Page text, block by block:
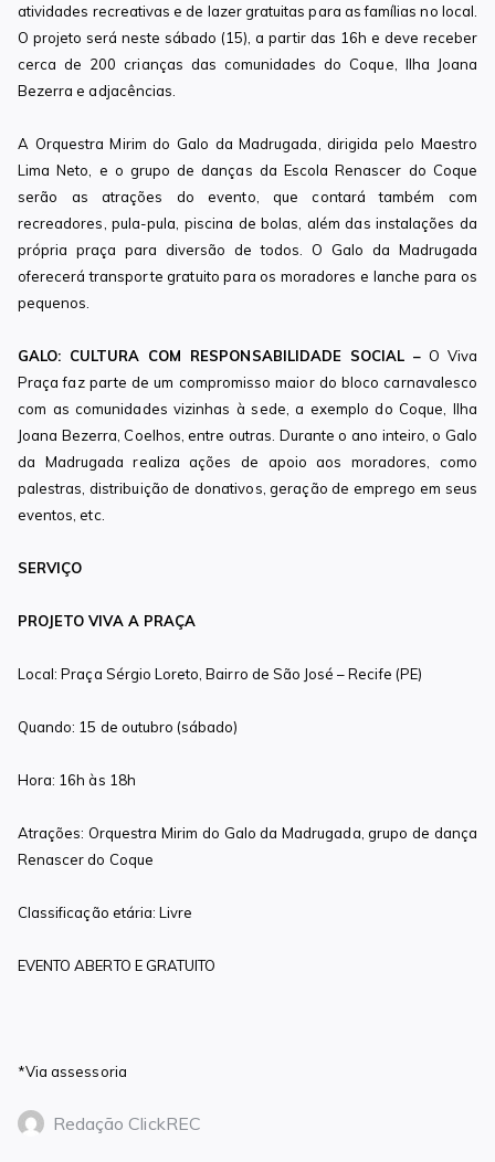
atividades recreativas e de lazer gratuitas para as famílias no local.
O projeto será neste sábado (15), a partir das 16h e deve receber
cerca de 200 crianças das comunidades do Coque, Ilha Joana
Bezerra e adjacências.
A Orquestra Mirim do Galo da Madrugada, dirigida pelo Maestro
Lima Neto, e o grupo de danças da Escola Renascer do Coque
serão as atrações do evento, que contará também com
recreadores, pula-pula, piscina de bolas, além das instalações da
própria praça para diversão de todos. O Galo da Madrugada
oferecerá transporte gratuito para os moradores e lanche para os
pequenos.
GALO: CULTURA COM RESPONSABILIDADE SOCIAL – O Viva
Praça faz parte de um compromisso maior do bloco carnavalesco
com as comunidades vizinhas à sede, a exemplo do Coque, Ilha
Joana Bezerra, Coelhos, entre outras. Durante o ano inteiro, o Galo
da Madrugada realiza ações de apoio aos moradores, como
palestras, distribuição de donativos, geração de emprego em seus
eventos, etc.
SERVIÇO
PROJETO VIVA A PRAÇA
Local: Praça Sérgio Loreto, Bairro de São José – Recife (PE)
Quando: 15 de outubro (sábado)
Hora: 16h às 18h
Atrações: Orquestra Mirim do Galo da Madrugada, grupo de dança
Renascer do Coque
Classificação etária: Livre
EVENTO ABERTO E GRATUITO
*Via assessoria
Redação ClickREC